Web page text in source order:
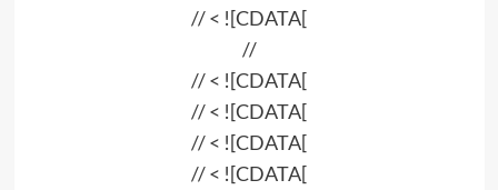
// < ![CDATA[
//
// < ![CDATA[
// < ![CDATA[
// < ![CDATA[
// < ![CDATA[